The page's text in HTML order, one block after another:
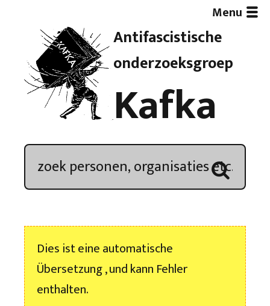
Antifascistische
onderzoeksgroep
Kafka
Menu
Artikelen
Demonstratieoverzicht
Kroniek
Nieuwsbrief
Dies ist eine automatische
Übersetzung , und kann Fehler
enthalten.